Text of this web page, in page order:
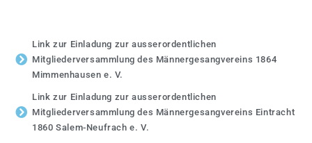
Link zur Einladung zur ausserordentlichen
Mitgliederversammlung des Männergesangvereins 1864
Mimmenhausen e. V.
Link zur Einladung zur ausserordentlichen
Mitgliederversammlung des Männergesangvereins Eintracht
1860 Salem-Neufrach e. V.